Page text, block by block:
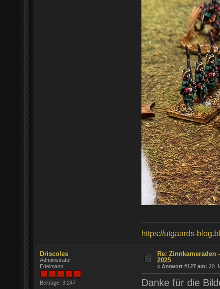
https://utgaards-
Driscoles
Administrator
Edelmann
Beiträge: 3.247
Re: Zinnkameraden
2025
«Antwort #127 am: 20.
Danke für die